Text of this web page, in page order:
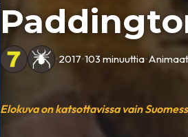
•2017•103 minuuttia•
Elokuva on katsottavissa vain